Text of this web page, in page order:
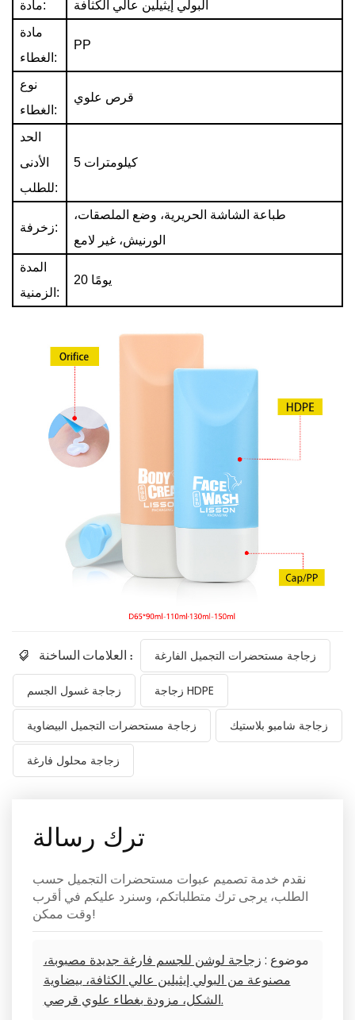
مادة:
البولي إيثيلين عالي الكثافة
مادة
الغطاء:
PP
نوع
الغطاء:
قرص علوي
الحد
الأدنى
للطلب:
5 كيلومترات
زخرفة:
طباعة الشاشة الحريرية، وضع الملصقات،
الورنيش، غير لامع
المدة
الزمنية:
20 يومًا
العلامات الساخنة : زجاجة مستحضرات التجميل الفارغة
زجاجة غسول الجسم زجاجة HDPE
زجاجة مستحضرات التجميل البيضاوية زجاجة شامبو بلاستيك
زجاجة محلول فارغة
ترك رسالة
نقدم خدمة تصميم عبوات مستحضرات التجميل حسب
الطلب، يرجى ترك متطلباتكم، وسنرد عليكم في أقرب
وقت ممكن!
موضوع : زجاجة لوشن للجسم فارغة جديدة مصبوبة،
مصنوعة من البولي إيثيلين عالي الكثافة، بيضاوية
الشكل، مزودة بغطاء علوي قرصي.